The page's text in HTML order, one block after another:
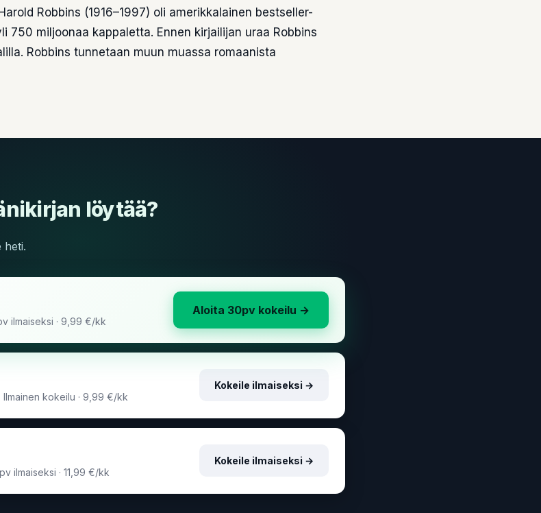
Robbins (1916–1997) oli amerikkalainen bestseller-
750 miljoonaa kappaletta. Ennen kirjailijan uraa Robbins
Robbins tunnetaan muun muassa romaanista
löytää?
heti.
ilmaiseksi · 9,99 €/kk
Aloita 30pv kokeilu →
Ilmainen kokeilu · 9,99 €/kk
Kokeile ilmaiseksi →
ilmaiseksi · 11,99 €/kk
Kokeile ilmaiseksi →